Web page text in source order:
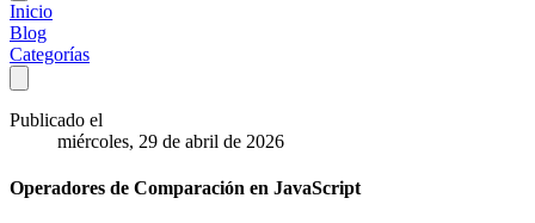
Inicio
Blog
Categorías
Publicado el
miércoles, 29 de abril de 2026
Operadores de Comparación en JavaScript